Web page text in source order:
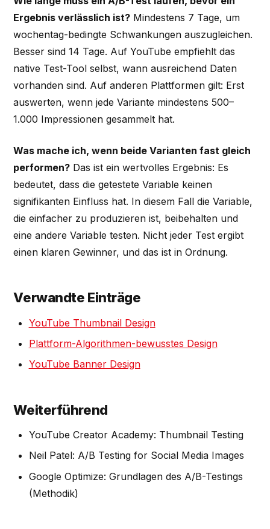
Ergebnis verlässlich ist? Mindestens 7 Tage, um
wochentag-bedingte Schwankungen auszugleichen.
Besser sind 14 Tage. Auf YouTube empfiehlt das
native Test-Tool selbst, wann ausreichend Daten
vorhanden sind. Auf anderen Plattformen gilt: Erst
auswerten, wenn jede Variante mindestens 500–
1.000 Impressionen gesammelt hat.
Was mache ich, wenn beide Varianten fast gleich
performen? Das ist ein wertvolles Ergebnis: Es
bedeutet, dass die getestete Variable keinen
signifikanten Einfluss hat. In diesem Fall die Variable,
die einfacher zu produzieren ist, beibehalten und
eine andere Variable testen. Nicht jeder Test ergibt
einen klaren Gewinner, und das ist in Ordnung.
Verwandte Einträge
YouTube Thumbnail Design
Plattform-Algorithmen-bewusstes Design
YouTube Banner Design
Weiterführend
YouTube Creator Academy: Thumbnail Testing
Neil Patel: A/B Testing for Social Media Images
Google Optimize: Grundlagen des A/B-Testings
(Methodik)